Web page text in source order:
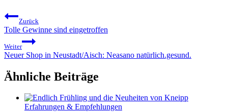
Zurück
Tolle Gewinne sind eingetroffen
Weiter
Neuer Shop in Neustadt/Aisch: Neasano natürlich.gesund.
Ähnliche Beiträge
Erfahrungen & Empfehlungen